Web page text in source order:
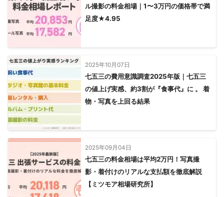
ル撮影の料金相場｜1〜3万円の価格帯で満
足度★4.95
2025年10月07日
七五三の費用意識調査2025年版｜七五三
の値上げ実感、約3割が『食事代』に 。 着
物・写真を上回る結果
2025年09月04日
七五三の料金相場は平均2万円！写真撮
影・着付けのリアルな支払額を徹底解説
【ミツモア相場研究所】